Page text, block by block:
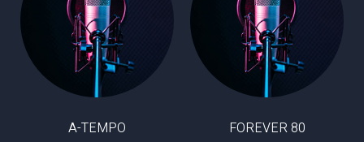
80 FOREVER
A-TEMPO